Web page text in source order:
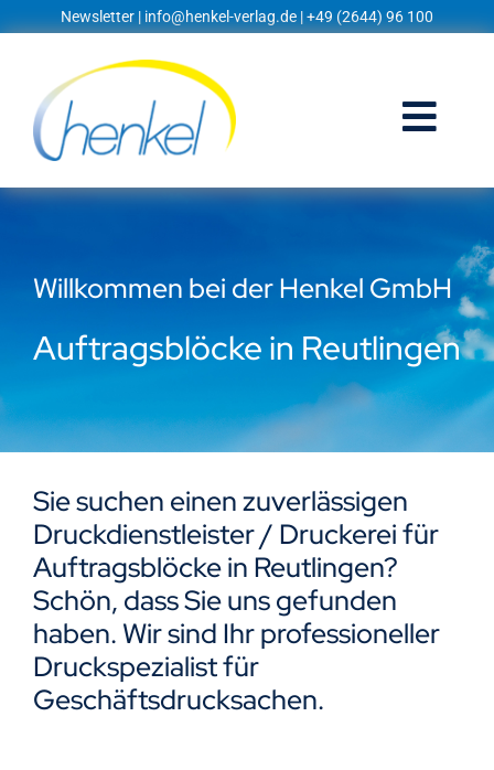
Inhalt
Newsletter | info@henkel-verlag.de | +49 (2644) 96 100
Startseite
Techniklexikon
Kontakt
Willkommen bei der Henkel GmbH
Auftragsblöcke in Reutlingen
Sie suchen einen zuverlässigen
Druckdienstleister / Druckerei für
Auftragsblöcke in Reutlingen?
Schön, dass Sie uns gefunden
haben. Wir sind Ihr professioneller
Druckspezialist für
Geschäftsdrucksachen.